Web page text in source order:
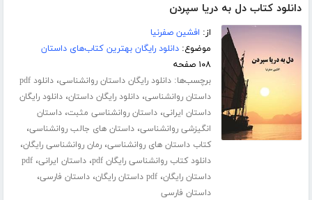
دانلود کتاب دل به دریا سپردن
از: افشین صفرنیا
موضوع:دانلود رایگان بهترین کتاب‌های داستان
۱۰۸ صفحه
برچسب‌ها:دانلود رایگان داستان روانشناسی،
دانلود pdf
داستان روانشناسی،دانلود رایگان داستان،دانلود رایگان
داستان ایرانی،داستان روانشناسی مثبت،داستان
انگیزشی روانشناسی،داستان های جالب روانشناسی،
کتاب داستان های روانشناسی،رمان روانشناسی رایگان،
دانلود کتاب روانشناسی رایگان pdf ،داستان ایرانی،pdf
داستان رایگان،pdf داستان رایگان ،داستان فارسی،
داستان فارسی